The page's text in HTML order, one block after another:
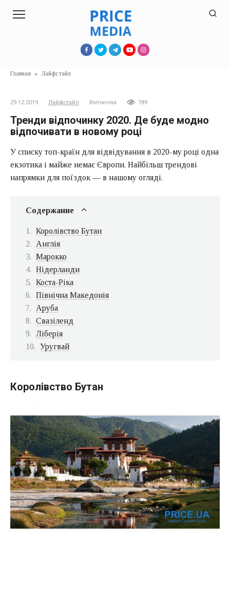
Главная » Лайфстайл
29.12.2019 Лайфстайл Romanova 789
Тренди відпочинку 2020. Де буде модно
відпочивати в новому році
У списку топ-країн для відвідування в 2020-му році одна
екзотика і майже немає Європи. Найбільш трендові
напрямки для поїздок — в нашому огляді.
Содержание
Королівство Бутан
Англія
Марокко
Нідерланди
Коста-Ріка
Північна Македонія
Аруба
Свазіленд
Ліберія
Уругвай
Королівство Бутан